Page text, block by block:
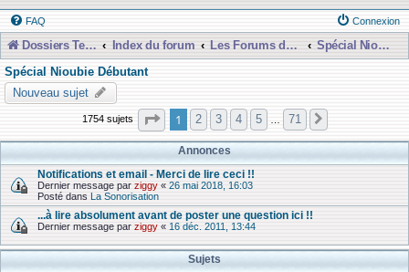
FAQ Connexion
Dossiers Techniques Index du forum Les Forums de Discussions
Spécial Nioubie Débutant
Spécial Nioubie Débutant
Nouveau sujet
1754 sujets Page 1sur71
1 2 3 4 5 71
Annonces
Notifications et email - Merci de lire ceci !!
Dernier message par ziggy « 26 mai 2018, 16:03
Posté dans La Sonorisation
...à lire absolument avant de poster une question ici !!
Dernier message par ziggy « 16 déc. 2011, 13:44
Sujets